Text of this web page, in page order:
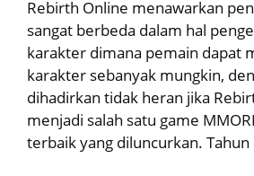
Rebirth Online menawarkan
sangat berbeda dalam hal
karakter dimana pemain dapat
karakter sebanyak mungkin,
dihadirkan tidak heran jika
menjadi salah satu game
terbaik yang diluncurkan. Tahun